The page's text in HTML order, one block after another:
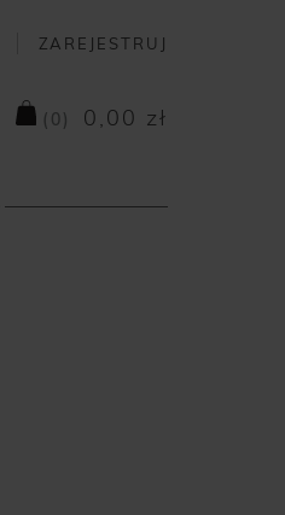
ZAREJESTRUJ
( 0 ) 0,00 zł